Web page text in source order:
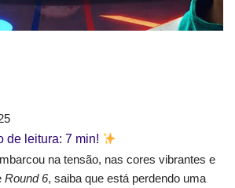
de leitura: 7 min!
na tensão, nas cores vibrantes e
Round 6, saiba que está perdendo uma